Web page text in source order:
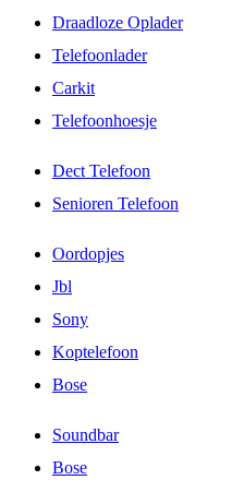
Draadloze Oplader
Telefoonlader
Carkit
Telefoonhoesje
Dect Telefoon
Senioren Telefoon
Oordopjes
Jbl
Sony
Koptelefoon
Bose
Soundbar
Bose